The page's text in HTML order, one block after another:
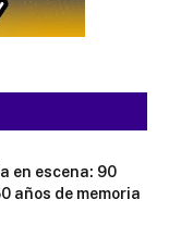
en escena: 90
años de memoria